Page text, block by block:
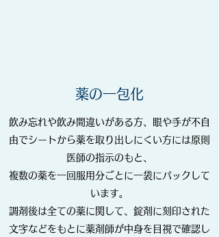
薬の一包化
飲み忘れや飲み間違いがある方、眼や手が不自
由でシートから薬を取り出しにくい方には原則
医師の指示のもと、
複数の薬を一回服用分ごとに一袋にパックして
います。
調剤後は全ての薬に関して、錠剤に刻印された
文字などをもとに薬剤師が中身を目視で確認し